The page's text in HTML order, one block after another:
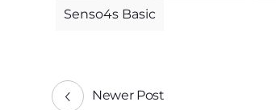
Senso4s Basic
Newer Post